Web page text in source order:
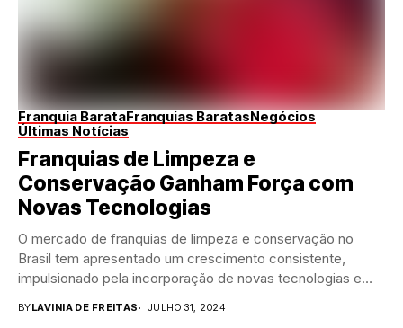
Franquia BarataFranquias BaratasNegócios
Últimas Notícias
Franquias de Limpeza e
Conservação Ganham Força com
Novas Tecnologias
O mercado de franquias de limpeza e conservação no
Brasil tem apresentado um crescimento consistente,
impulsionado pela incorporação de novas tecnologias e
BYLAVINIA DE FREITAS JULHO 31, 2024